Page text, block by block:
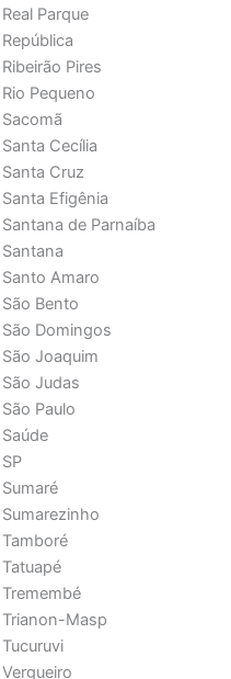
Parque
Pires
Pequeno
Cecília
Cruz
Efigênia
de Parnaíba
Amaro
Bento
Domingos
Joaquim
Judas
Paulo
Masp